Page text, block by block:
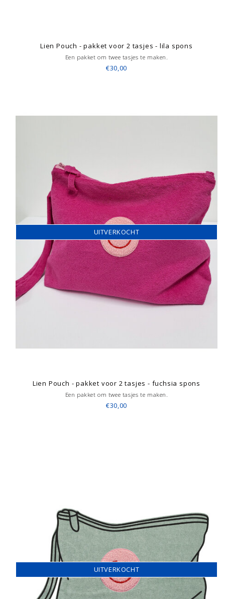
Lien Pouch - pakket voor 2 tasjes - lila spons
Een pakket om twee tasjes te maken.
€30,00
UITVERKOCHT
Lien Pouch - pakket voor 2 tasjes - fuchsia spons
Een pakket om twee tasjes te maken.
€30,00
UITVERKOCHT